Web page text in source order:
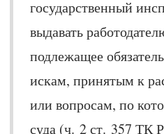
государственный
выдавать
подлежащее
искам, принятым к
или вопросам, по
суда (ч. 2 ст. 357 ТК